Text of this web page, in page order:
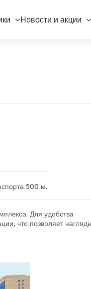
Новости и акции
500 м.
Для удобства
что позволяет